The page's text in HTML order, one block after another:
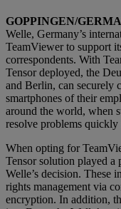
GOPPINGEN/
Welle, Germany’s
TeamViewer to support
correspondents. With
Tensor deployed, the
and Berlin, can securely
smartphones of their
around the world, when
resolve problems quickly
When opting for
Tensor solution played
Welle’s decision. These
rights management via
encryption. In addition,